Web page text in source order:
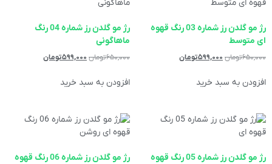
رژ مو گلدن رز شماره 03 رنگ قهوه
ای متوسط
۶۵۰,۰۰۰تومان ۵۹۹,۰۰۰تومان
افزودن به سبد خرید
رژ مو گلدن رز شماره 04 رنگ
ماهاگونی
۶۵۰,۰۰۰تومان ۵۹۹,۰۰۰تومان
افزودن به سبد خرید
رژ مو گلدن رز شماره 05 رنگ قهوه
رژ مو گلدن رز شماره 06 رنگ قهوه